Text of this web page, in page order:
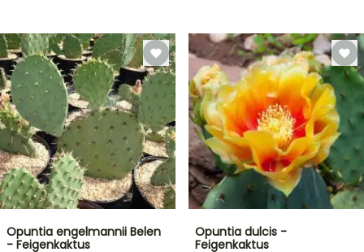
Opuntia engelmannii Belen
- Feigenkaktus
Opuntia dulcis -
Feigenkaktus